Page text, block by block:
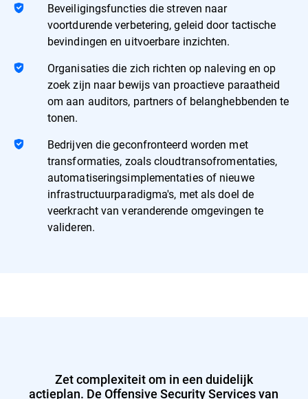
Beveiligingsfuncties die streven naar
voortdurende verbetering, geleid door tactische
bevindingen en uitvoerbare inzichten.
Organisaties die zich richten op naleving en op
zoek zijn naar bewijs van proactieve paraatheid
om aan auditors, partners of belanghebbenden te
tonen.
Bedrijven die geconfronteerd worden met
transformaties, zoals cloudtransofromentaties,
automatiseringsimplementaties of nieuwe
infrastructuurparadigma's, met als doel de
veerkracht van veranderende omgevingen te
valideren.
Zet complexiteit om in een duidelijk
actieplan. De Offensive Security Services van